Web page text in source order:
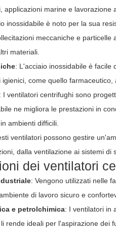
applicazioni marine e lavorazione
inossidabile è noto per la sua
meccaniche e
materiali.
: L'acciaio inossidabile è facile
igienici, come quello
: I ventilatori centrifughi sono
ne migliora le prestazioni in
ambienti difficili.
ventilatori possono gestire
dalla ventilazione ai sistemi di
dei ventilatori
: Vengono utilizzati nelle
di lavoro sicuro e
e petrolchimica: I ventilatori in
rende ideali per l'aspirazione dei